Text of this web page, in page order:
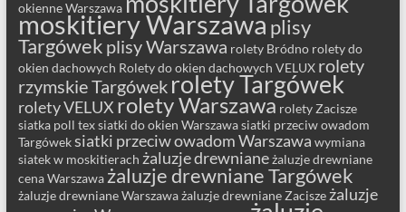
okienne Warszawa
moskitiery Warszawa plisy
Targówek plisy Warszawa rolety Bródno rolety do
okien dachowych Rolety do okien dachowych VELUX rolety
rzymskie Targówek rolety Targówek
rolety VELUX rolety Warszawa rolety Zacisze
siatka poll texsiatki do okien Warszawasiatki przeciw owadom
Targóweksiatki przeciw owadom Warszawa wymiana
siatek w moskitierach żaluzje drewnianeżaluzje drewniane
cena Warszawa żaluzje drewniane Targówek
żaluzje drewniane Warszaważaluzje drewniane Zacisze żaluzje